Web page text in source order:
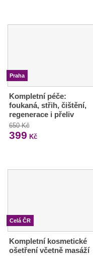
Praha
Kompletní péče:
foukaná, střih, čištění,
regenerace i přeliv
650 Kč
399 Kč
Celá ČR
Kompletní kosmetické
ošetření včetně masáží